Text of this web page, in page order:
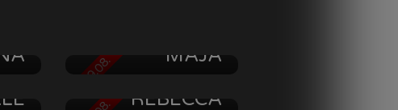
AB 09.08. MAJA
REBECCA